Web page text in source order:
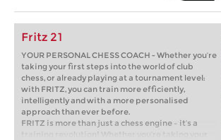
Fritz 21
YOUR PERSONAL CHESS COACH - Whether you’re
taking your first steps into the world of club
chess, or already playing at a tournament level:
with FRITZ, you can train more efficiently,
intelligently and with a more personalised
approach than ever before.
FRITZ is more than just a chess engine – it’s a
training revolution! Whether you’re taking your